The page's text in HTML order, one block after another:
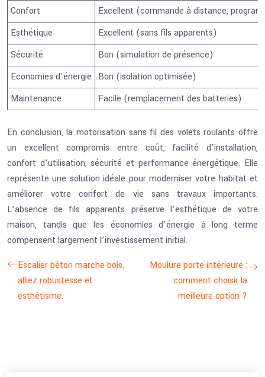
Confort
Excellent (commande à distance,
Esthétique
Excellent (sans fils apparents)
Sécurité
Bon (simulation de présence)
Economies d’énergie
Bon (isolation optimisée)
Maintenance
Facile (remplacement des batteries)
En conclusion, la motorisation sans fil des volets roulants offre
un excellent compromis entre coût, facilité d’installation,
confort d’utilisation, sécurité et performance énergétique. Elle
représente une solution idéale pour moderniser votre habitat et
améliorer votre confort de vie sans travaux importants.
L’absence de fils apparents préserve l’esthétique de votre
maison, tandis que les économies d’énergie à long terme
compensent largement l’investissement initial.
Escalier béton marche bois,
alliez robustesse et
esthétisme.
Moulure porte intérieure :
comment choisir la
meilleure option ?